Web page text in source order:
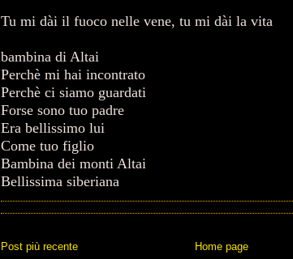
Tu mi dài il fuoco nelle vene, tu mi dài la vita
bambina di Altai
Perchè mi hai incontrato
Perchè ci siamo guardati
Forse sono tuo padre
Era bellissimo lui
Come tuo figlio
Bambina dei monti Altai
Bellissima siberiana
Post più recente Home page